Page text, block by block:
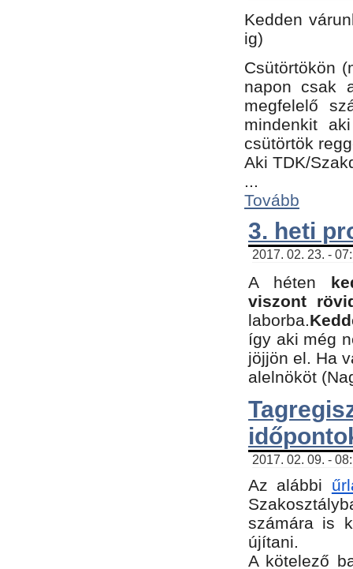
Kedden
ig)
Csütörtökön
napon csak
megfelelő
mindenkit
csütörtök
Aki TDK/
...
Tovább
3. heti
2017. 02. 23. -
A héten
viszont
laborba.
így aki még
jöjjön el. Ha
alelnököt
2017. 02. 09. -
Az alábbi
számára is
újítani.
​A kötelező